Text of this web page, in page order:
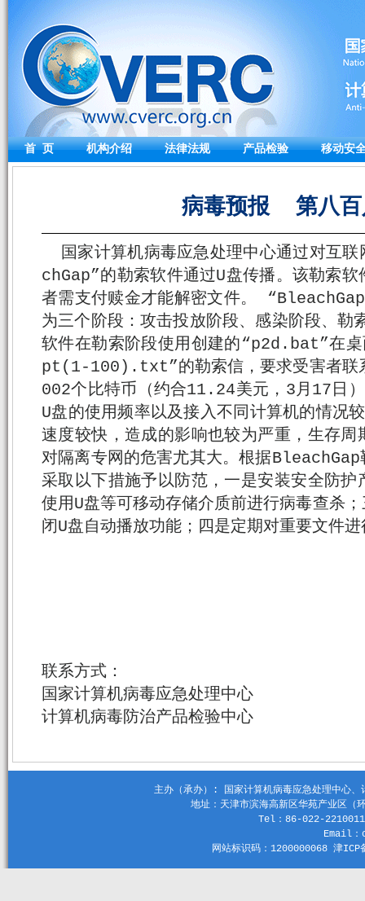
首 页 机构介绍 法律法规 产品检验 移动安
病毒预报 第八百
国家计算机病毒应急处理中心通过对互
chGap”的勒索软件通过U盘传播。该勒索
者需支付赎金才能解密文件。
为三个阶段：攻击投放阶段、感染阶段、
软件在勒索阶段使用创建的“p2d.bat”在
pt(1-100).txt”的勒索信，要求受害者联系
002个比特币（约合11.24美元，3月17日
U盘的使用频率以及接入不同计算机的情况
速度较快，造成的影响也较为严重，生存
对隔离专网的危害尤其大。根据
采取以下措施予以防范，一是安装安全防
使用U盘等可移动存储介质前进行病毒查杀
闭U盘自动播放功能；四是定期对重要文件
联系方式：
国家计算机病毒应急处理中心
计算机病毒防治产品检验中心
主办（承办）: 国家计算机病毒应急处理中心
地址：天津市滨海高新区华苑产业区
Tel：86-022-
Email
网站标识码：1200000068 津